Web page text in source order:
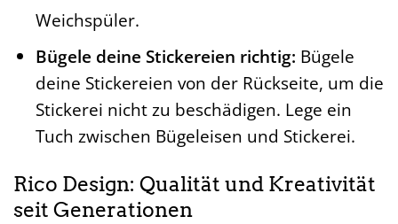
Weichspüler.
Bügele deine Stickereien richtig: Bügele
deine Stickereien von der Rückseite, um die
Stickerei nicht zu beschädigen. Lege ein
Tuch zwischen Bügeleisen und Stickerei.
Rico Design: Qualität und Kreativität
seit Generationen